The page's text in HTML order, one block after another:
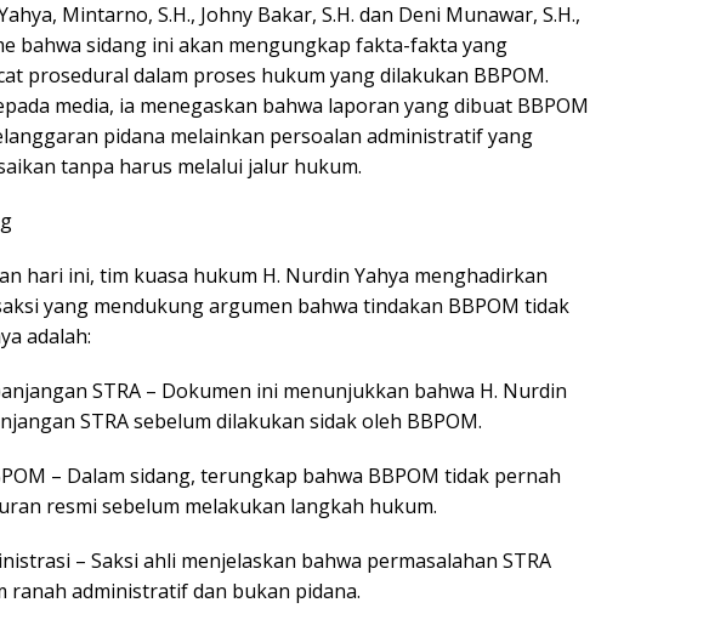
Mintarno, S.H., Johny Bakar, S.H. dan Deni Munawar, S.H.,
bahwa sidang ini akan mengungkap fakta-fakta yang
prosedural dalam proses hukum yang dilakukan BBPOM.
media, ia menegaskan bahwa laporan yang dibuat BBPOM
pidana melainkan persoalan administratif yang
tanpa harus melalui jalur hukum.
hari ini, tim kuasa hukum H. Nurdin Yahya menghadirkan
yang mendukung argumen bahwa tindakan BBPOM tidak
adalah:
STRA – Dokumen ini menunjukkan bahwa H. Nurdin
STRA sebelum dilakukan sidak oleh BBPOM.
– Dalam sidang, terungkap bahwa BBPOM tidak pernah
resmi sebelum melakukan langkah hukum.
– Saksi ahli menjelaskan bahwa permasalahan STRA
ranah administratif dan bukan pidana.